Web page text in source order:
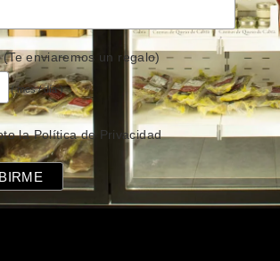
enviaremos un regalo)
( mes / día )
la Política de Privacidad